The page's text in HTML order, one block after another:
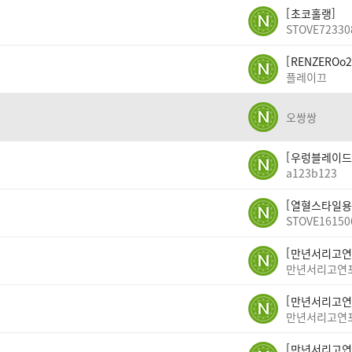
초코홀랭
RENZEROo2
플레이끄
오쌍쌍
우렁블레이드
a123b123
열혈스타일
만년서리고
만년서리고연
만년서리고
만년서리고연
만년서리고